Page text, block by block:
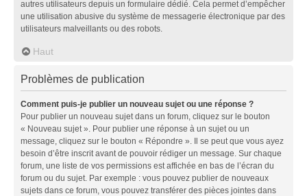
autres utilisateurs depuis un formulaire dédié. Cela permet d’empêcher
une utilisation abusive du système de messagerie électronique par des
utilisateurs malveillants ou des robots.
Haut
Problèmes de publication
Comment puis-je publier un nouveau sujet ou une réponse ?
Pour publier un nouveau sujet dans un forum, cliquez sur le bouton
« Nouveau sujet ». Pour publier une réponse à un sujet ou un
message, cliquez sur le bouton « Répondre ». Il se peut que vous ayez
besoin d’être inscrit avant de pouvoir rédiger un message. Sur chaque
forum, une liste de vos permissions est affichée en bas de l’écran du
forum ou du sujet. Par exemple : vous pouvez publier de nouveaux
sujets dans ce forum, vous pouvez transférer des pièces jointes dans